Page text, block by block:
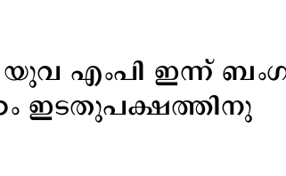
യുവ എംപി ഇന്ന്
ഇടതുപക്ഷത്തിനു